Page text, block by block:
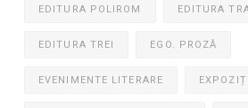
EDITURA POLIROM EDITURA
EDITURA TREI EGO. PROZĂ
EVENIMENTE LITERARE